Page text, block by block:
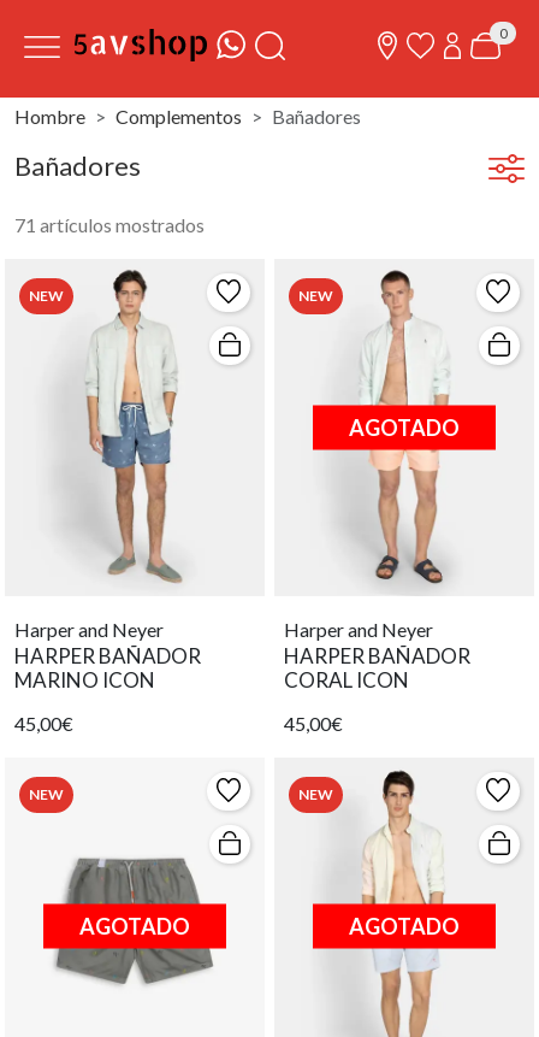
0
Hombre Complementos Bañadores
Bañadores
71 artículos mostrados
NEW
Harper and Neyer
HARPER BAÑADOR
MARINO ICON
45,00€
NEW
AGOTADO
Harper and Neyer
HARPER BAÑADOR
CORAL ICON
45,00€
NEW
AGOTADO
NEW
AGOTADO